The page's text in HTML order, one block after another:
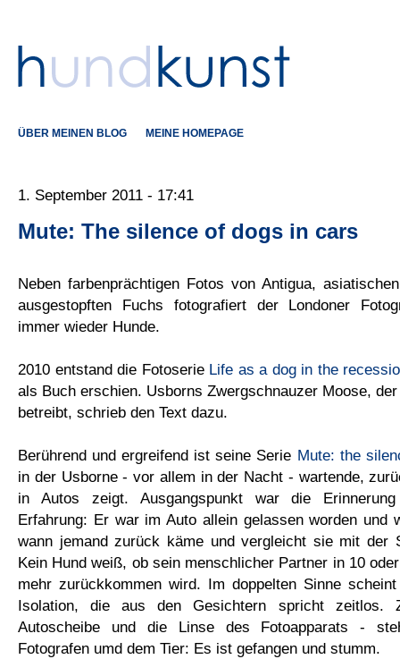
ÜBER MEINEN BLOG MEINE HOMEPAGE
1. September 2011 - 17:41
Mute: The silence of dogs in cars
Neben farbenprächtigen Fotos von Antigua,
ausgestopften Fuchs fotografiert der Londoner
immer wieder Hunde.
2010 entstand die Fotoserie Life as a dog in the
als Buch erschien. Usborns Zwergschnauzer Moose,
betreibt, schrieb den Text dazu.
Berührend und ergreifend ist seine Serie Mute: the
in der Usborne - vor allem in der Nacht - wartende,
in Autos zeigt. Ausgangspunkt war die
Erfahrung: Er war im Auto allein gelassen worden und
wann jemand zurück käme und vergleicht sie mit der
Kein Hund weiß, ob sein menschlicher Partner in 10
mehr zurückkommen wird. Im doppelten Sinne
Isolation, die aus den Gesichtern spricht zeitlos.
Autoscheibe und die Linse des Fotoapparats -
Fotografen umd dem Tier: Es ist gefangen und stumm.